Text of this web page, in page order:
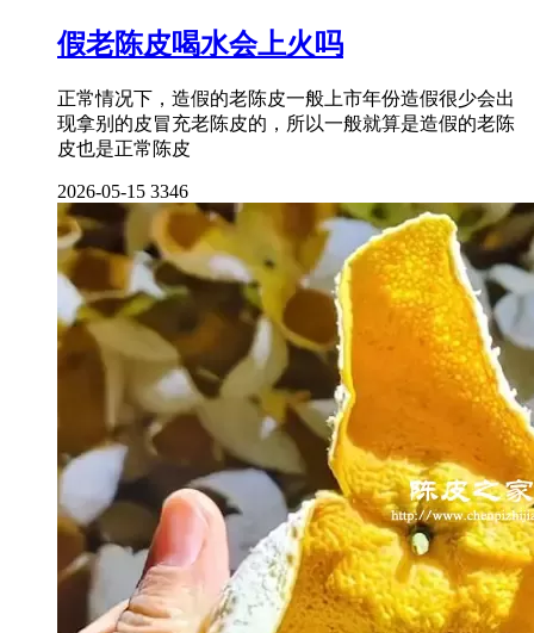
假老陈皮喝水会上火吗
正常情况下，造假的老陈皮一般上市年份造假很少会出
现拿别的皮冒充老陈皮的，所以一般就算是造假的老陈
皮也是正常陈皮
2026-05-15 3346